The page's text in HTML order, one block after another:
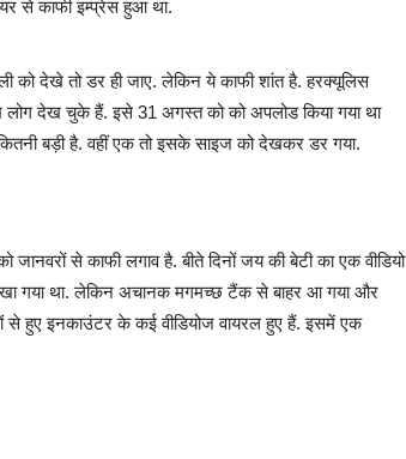
से काफी इम्प्रेस हुआ था.
को देखे तो डर ही जाए. लेकिन ये काफी शांत है. हरक्यूलिस
लोग देख चुके हैं. इसे 31 अगस्त को को अपलोड किया गया था
बड़ी है. वहीं एक तो इसके साइज को देखकर डर गया.
से काफी लगाव है. बीते दिनों जय की बेटी का एक वीडियो
गया था. लेकिन अचानक मगमच्छ टैंक से बाहर आ गया और
हुए इनकाउंटर के कई वीडियोज वायरल हुए हैं. इसमें एक